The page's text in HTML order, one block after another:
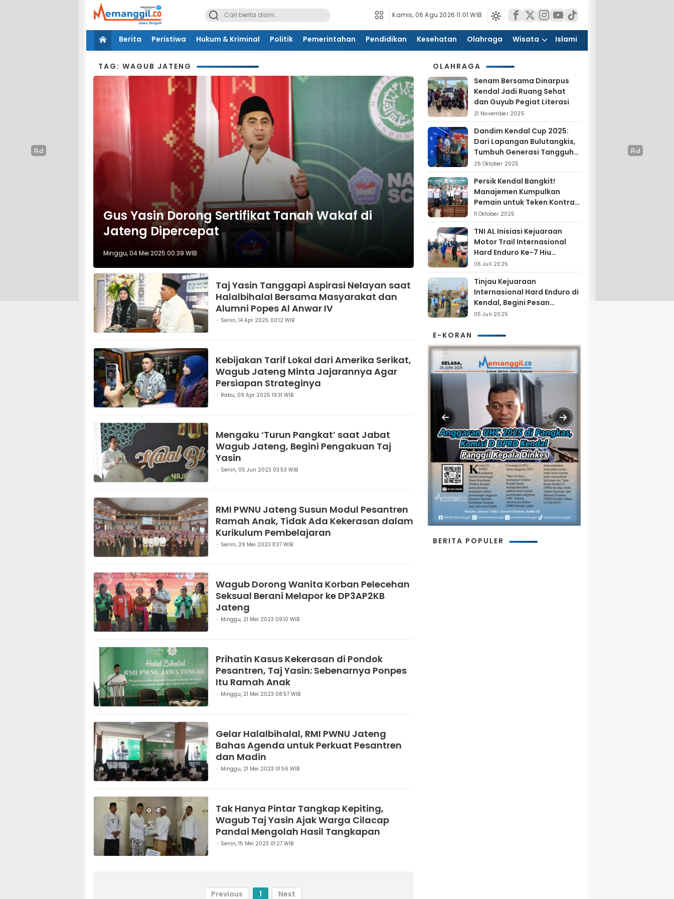
Kamis, 06 Agu 2026 11:01 WIB
Berita Peristiwa Hukum & Kriminal Politik Pemerintahan Pendidikan Kesehatan Olahraga Wisata Islami
TAG: WAGUB JATENG
Gus Yasin Dorong Sertifikat Tanah Wakaf di
Jateng Dipercepat
Minggu, 04 Mei 2025 00:39 WIB
Taj Yasin Tanggapi Aspirasi Nelayan saat
Halalbihalal Bersama Masyarakat dan
Alumni Popes Al Anwar IV
Senin, 14 Apr 2025 00:12 WIB
Kebijakan Tarif Lokal dari Amerika Serikat,
Wagub Jateng Minta Jajarannya Agar
Persiapan Strateginya
Rabu, 09 Apr 2025 19:31 WIB
Mengaku ‘Turun Pangkat’ saat Jabat
Wagub Jateng, Begini Pengakuan Taj
Yasin
Senin, 05 Jun 2023 03:53 WIB
RMI PWNU Jateng Susun Modul Pesantren
Ramah Anak, Tidak Ada Kekerasan dalam
Kurikulum Pembelajaran
Senin, 29 Mei 2023 11:37 WIB
Wagub Dorong Wanita Korban Pelecehan
Seksual Berani Melapor ke DP3AP2KB
Jateng
Minggu, 21 Mei 2023 09:10 WIB
Prihatin Kasus Kekerasan di Pondok
Pesantren, Taj Yasin: Sebenarnya Ponpes
Itu Ramah Anak
Minggu, 21 Mei 2023 08:57 WIB
Gelar Halalbihalal, RMI PWNU Jateng
Bahas Agenda untuk Perkuat Pesantren
dan Madin
Minggu, 21 Mei 2023 01:56 WIB
Tak Hanya Pintar Tangkap Kepiting,
Wagub Taj Yasin Ajak Warga Cilacap
Pandai Mengolah Hasil Tangkapan
Senin, 15 Mei 2023 01:27 WIB
Previous 1 Next
OLAHRAGA
Senam Bersama Dinarpus
Kendal Jadi Ruang Sehat
dan Guyub Pegiat Literasi
21 November 2025
Dandim Kendal Cup 2025:
Dari Lapangan Bulutangkis,
Tumbuh Generasi Tangguh
dan Nasionalis
26 Oktober 2025
Persik Kendal Bangkit!
Manajemen Kumpulkan
Pemain untuk Teken Kontrak
Jelang Liga 4
11 Oktober 2025
TNI AL Inisiasi Kejuaraan
Motor Trail Internasional
Hard Enduro Ke-7 Hiu
Selatan
06 Juli 2025
Tinjau Kejuaraan
Internasional Hard Enduro di
Kendal, Begini Pesan
Laksamana Pertama TNI AL
05 Juli 2025
E-KORAN
BERITA POPULER